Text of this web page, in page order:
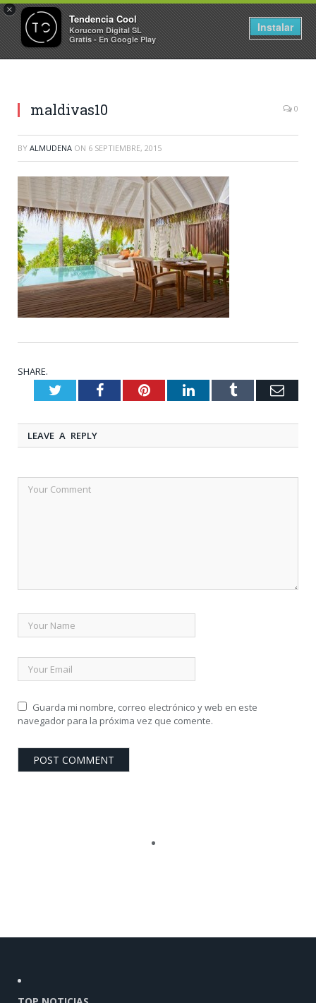
×
Tendencia Cool
Korucom Digital SL
Gratis - En Google Play
Instalar
maldivas10 0
BY ALMUDENA ON 6 SEPTIEMBRE, 2015
SHARE.
TwitterFacebookPinterestLinkedInTumblr
LEAVE A REPLY
Guarda mi nombre, correo electrónico y web en este
navegador para la próxima vez que comente.